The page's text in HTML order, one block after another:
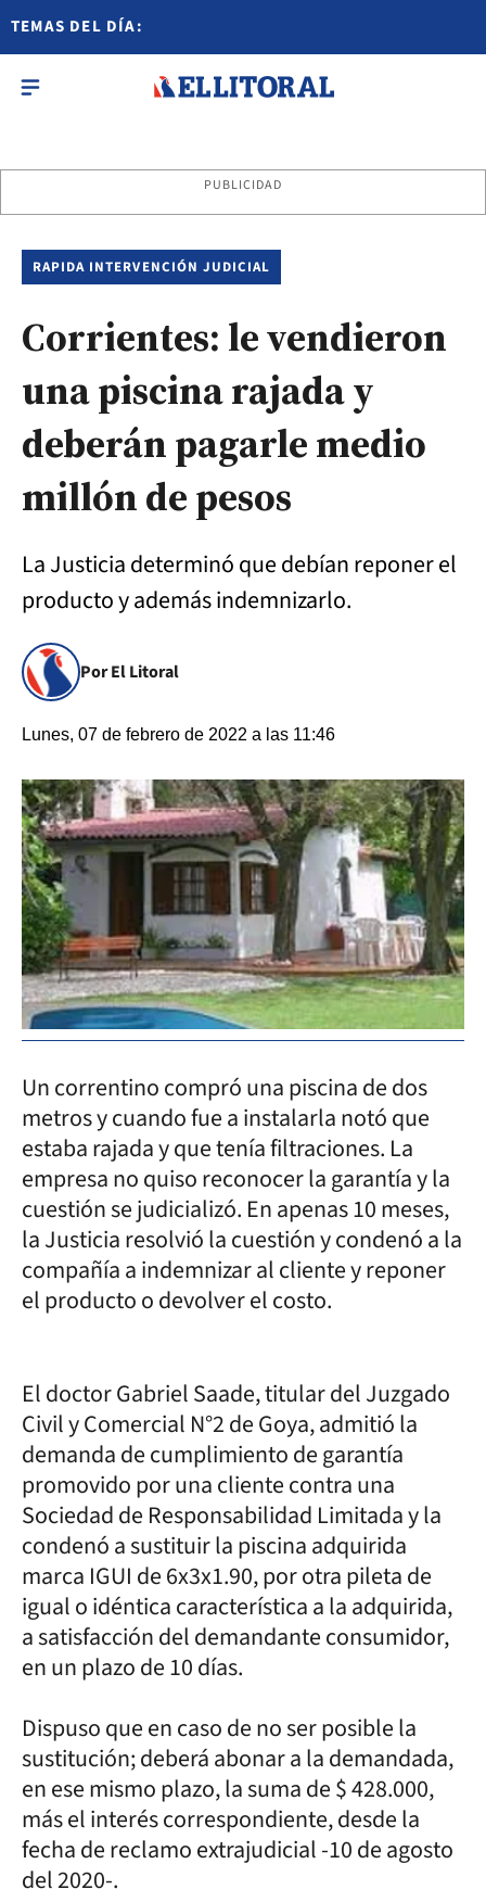
TEMAS DEL DÍA:
PUBLICIDAD
RAPIDA INTERVENCIÓN JUDICIAL
Corrientes: le vendieron
una piscina rajada y
deberán pagarle medio
millón de pesos
La Justicia determinó que debían reponer el
producto y además indemnizarlo.
Por El Litoral
Lunes, 07 de febrero de 2022 a las 11:46
Un correntino compró una piscina de dos
metros y cuando fue a instalarla notó que
estaba rajada y que tenía filtraciones. La
empresa no quiso reconocer la garantía y la
cuestión se judicializó. En apenas 10 meses,
la Justicia resolvió la cuestión y condenó a la
compañía a indemnizar al cliente y reponer
el producto o devolver el costo.
El doctor Gabriel Saade, titular del Juzgado
Civil y Comercial N°2 de Goya, admitió la
demanda de cumplimiento de garantía
promovido por una cliente contra una
Sociedad de Responsabilidad Limitada y la
condenó a sustituir la piscina adquirida
marca IGUI de 6x3x1.90, por otra pileta de
igual o idéntica característica a la adquirida,
a satisfacción del demandante consumidor,
en un plazo de 10 días.
Dispuso que en caso de no ser posible la
sustitución; deberá abonar a la demandada,
en ese mismo plazo, la suma de $ 428.000,
más el interés correspondiente, desde la
fecha de reclamo extrajudicial -10 de agosto
del 2020-.